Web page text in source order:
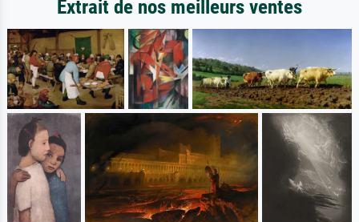
Extrait de nos meilleurs ventes